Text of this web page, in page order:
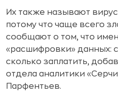
Их также называют
потому что чаще всего
сообщают о том, что
«расшифровки» данных: с
сколько заплатить,
отдела аналитики
Парфентьев.